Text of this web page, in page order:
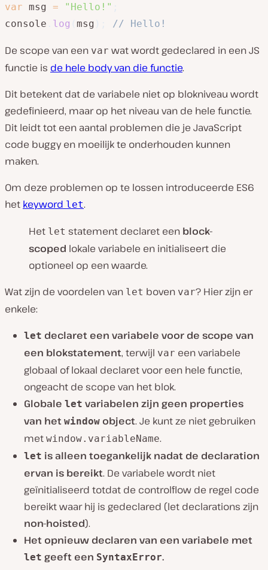
var msg = "Hello!"
console
log msg // Hello!
De scope van een var wat wordt gedeclared in een JS
functie is de hele body van die functie.
Dit betekent dat de variabele niet op blokniveau wordt
gedefinieerd, maar op het niveau van de hele functie.
Dit leidt tot een aantal problemen die je JavaScript
code buggy en moeilijk te onderhouden kunnen
maken.
Om deze problemen op te lossen introduceerde ES6
het keyword let.
Het let statement declaret een block-
scoped lokale variabele en initialiseert die
optioneel op een waarde.
Wat zijn de voordelen van let boven var? Hier zijn er
enkele:
let declaret een variabele voor de scope van
een blokstatement, terwijl var een variabele
globaal of lokaal declaret voor een hele functie,
ongeacht de scope van het blok.
Globale let variabelen zijn geen properties
van het window object. Je kunt ze niet gebruiken
met window.variableName.
let is alleen toegankelijk nadat de declaration
ervan is bereikt. De variabele wordt niet
geïnitialiseerd totdat de controlflow de regel code
bereikt waar hij is gedeclared (let declarations zijn
non-hoisted).
Het opnieuw declaren van een variabele met
let geeft een SyntaxError.